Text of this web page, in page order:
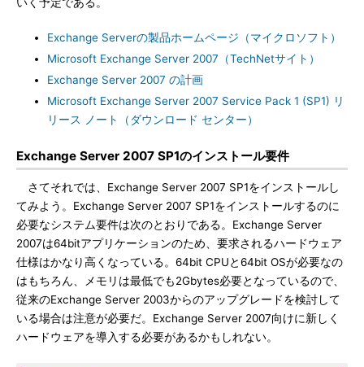
Exchange Serverの製品ホームページ（マイクロソフト）
Microsoft Exchange Server 2007（TechNetサイト）
Exchange Server 2007 の計画
Microsoft Exchange Server 2007 Service Pack 1 (SP1) リ
リース ノート（ダウンロード センター）
Exchange Server 2007 SP1のインストール要件
さてそれでは、Exchange Server 2007 SP1をインストールし
てみよう。Exchange Server 2007 SP1をインストールするのに
必要なシステム要件は次のとおりである。Exchange Server
2007は64bitアプリケーションのため、要求されるハードウェア
仕様はかなり高くなっている。64bit CPUと64bit OSが必要なの
はもちろん、メモリは最低でも2Gbytes必要となっているので、
従来のExchange Server 2003からのアップグレードを検討して
いる場合は注意が必要だ。Exchange Server 2007向けに新しく
ハードウェアを導入する必要があるかもしれない。